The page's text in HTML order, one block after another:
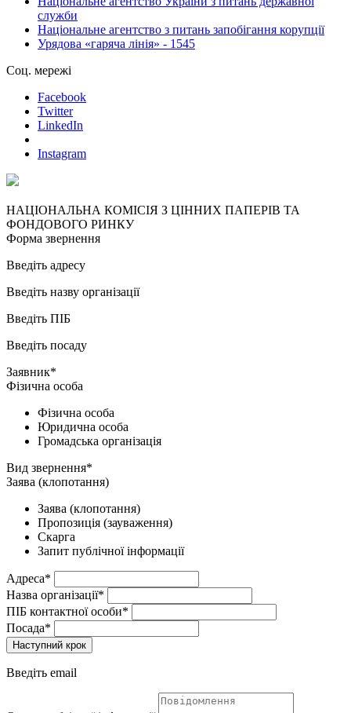
служби
Національне агентство з питань запобігання корупції
Урядова «гаряча лінія» - 1545
Соц. мережі
Facebook
Twitter
LinkedIn
Instagram
НАЦІОНАЛЬНА КОМІСІЯ З ЦІННИХ ПАПЕРІВ ТА
ФОНДОВОГО РИНКУ
Форма звернення
Введіть адресу
Введіть назву організації
Введіть ПІБ
Введіть посаду
Заявник*
Фізична особа
Фізична особа
Юридична особа
Громадська організація
Вид звернення*
Заява (клопотання)
Заява (клопотання)
Пропозиція (зауваження)
Скарга
Запит публічної інформації
Адреса*
Назва організації*
ПІБ контактної особи*
Посада*
Наступний крок
Введіть email